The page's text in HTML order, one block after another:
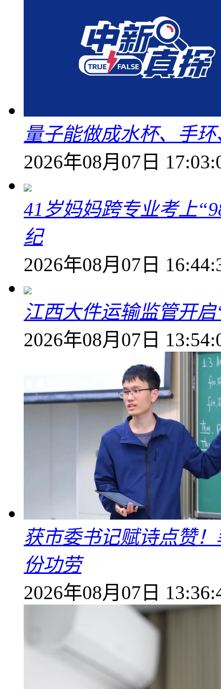
量子能做成水杯、手
2026年08月07日
41岁妈妈跨专业考上
纪
2026年08月07日
江西大件运输监管开
2026年08月07日
获市委书记赋诗点赞
份功劳
2026年08月07日